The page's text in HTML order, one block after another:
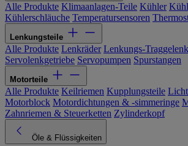
Alle Produkte Klimaanlagen-Teile Kühler
Kühlerschläuche Temperatursensoren
Lenkungsteile
Alle Produkte Lenkräder Lenkungs-
Servolenkgetriebe Servopumpen Spurstangen
Motorteile
Alle Produkte Keilriemen Kupplungsteile
Motorblock Motordichtungen & -simmeringe
Zahnriemen & Steuerketten Zylinderkopf
Öle & Flüssigkeiten